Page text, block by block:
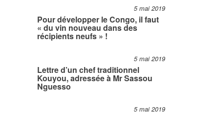
5 mai 2019
Pour développer le Congo, il faut
« du vin nouveau dans des
récipients neufs » !
5 mai 2019
Lettre d’un chef traditionnel
Kouyou, adressée à Mr Sassou
Nguesso
5 mai 2019